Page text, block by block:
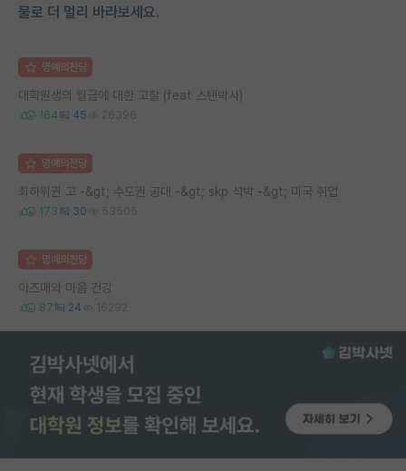
물로 더 멀리 바라보세요.
명예의전당
대학원생의 월급에 대한 고찰 (feat 스탠박사)
164 45 26396
명예의전당
최하위권 고 -&gt; 수도권 공대 -&gt; skp 석박 -&gt; 미국 취업
173 30 53505
명예의전당
아즈매와 마음 건강
87 24 16292